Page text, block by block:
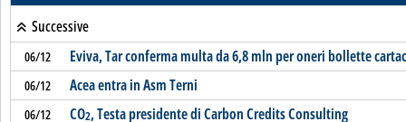
Successive
06/12 Eviva, Tar conferma multa da 6,8 mln per oneri bollette
06/12 Acea entra in Asm Terni
06/12 CO2, Testa presidente di Carbon Credits Consulting